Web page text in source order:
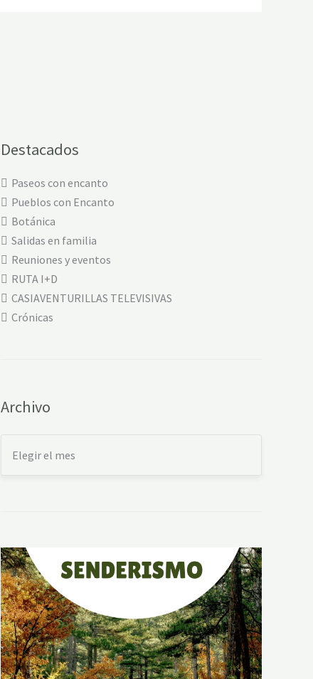
Destacados
Paseos con encanto
Pueblos con Encanto
Botánica
Salidas en familia
Reuniones y eventos
RUTA I+D
CASIAVENTURILLAS TELEVISIVAS
Crónicas
Archivo